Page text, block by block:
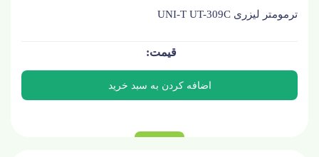
ترمومتر لیزری UNI-T UT-309C